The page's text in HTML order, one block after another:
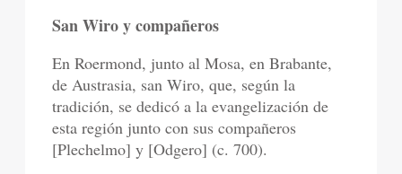
San Wiro y compañeros
En Roermond, junto al Mosa, en Brabante,
de Austrasia, san Wiro, que, según la
tradición, se dedicó a la evangelización de
esta región junto con sus compañeros
[Plechelmo] y [Odgero] (c. 700).